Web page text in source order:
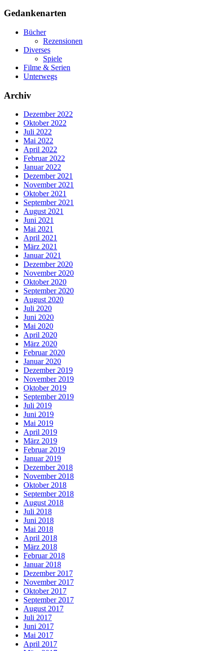
Gedankenarten
Bücher
Rezensionen
Diverses
Spiele
Filme & Serien
Unterwegs
Archiv
Dezember 2022
Oktober 2022
Juli 2022
Mai 2022
April 2022
Februar 2022
Januar 2022
Dezember 2021
November 2021
Oktober 2021
September 2021
August 2021
Juni 2021
Mai 2021
April 2021
März 2021
Januar 2021
Dezember 2020
November 2020
Oktober 2020
September 2020
August 2020
Juli 2020
Juni 2020
Mai 2020
April 2020
März 2020
Februar 2020
Januar 2020
Dezember 2019
November 2019
Oktober 2019
September 2019
Juli 2019
Juni 2019
Mai 2019
April 2019
März 2019
Februar 2019
Januar 2019
Dezember 2018
November 2018
Oktober 2018
September 2018
August 2018
Juli 2018
Juni 2018
Mai 2018
April 2018
März 2018
Februar 2018
Januar 2018
Dezember 2017
November 2017
Oktober 2017
September 2017
August 2017
Juli 2017
Juni 2017
Mai 2017
April 2017